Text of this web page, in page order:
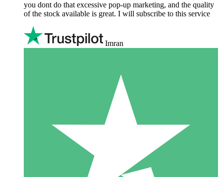
you dont do that excessive pop-up marketing, and the quality
of the stock available is great. I will subscribe to this service
Imran